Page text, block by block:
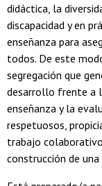
didáctica, la
discapacidad y en
enseñanza para
todos. De este
segregación que
desarrollo frente a
enseñanza y la
respetuosos,
trabajo
construcción de